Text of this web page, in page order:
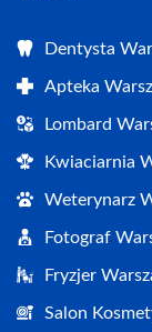
Dentysta
Apteka
Lombard
Kwiaciarnia
Weterynarz
Fotograf
Fryzjer
Salon